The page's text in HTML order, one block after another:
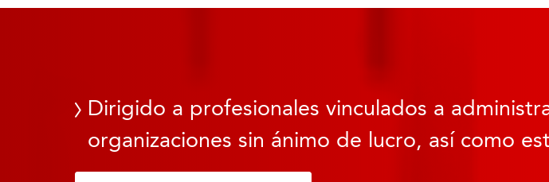
Dirigido a profesionales vinculados a
organizaciones sin ánimo de lucro, así como